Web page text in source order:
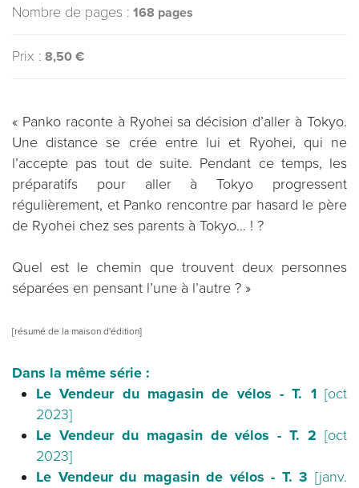
Nombre de pages : 168 pages
Prix : 8,50 €
« Panko raconte à Ryohei sa décision d’aller à Tokyo.
Une distance se crée entre lui et Ryohei, qui ne
l’accepte pas tout de suite. Pendant ce temps, les
préparatifs pour aller à Tokyo progressent
régulièrement, et Panko rencontre par hasard le père
de Ryohei chez ses parents à Tokyo… ! ?
Quel est le chemin que trouvent deux personnes
séparées en pensant l’une à l’autre ? »
[résumé de la maison d'édition]
Dans la même série :
Le Vendeur du magasin de vélos - T. 1[oct
2023]
Le Vendeur du magasin de vélos - T. 2 [oct
2023]
Le Vendeur du magasin de vélos - T. 3 [janv.